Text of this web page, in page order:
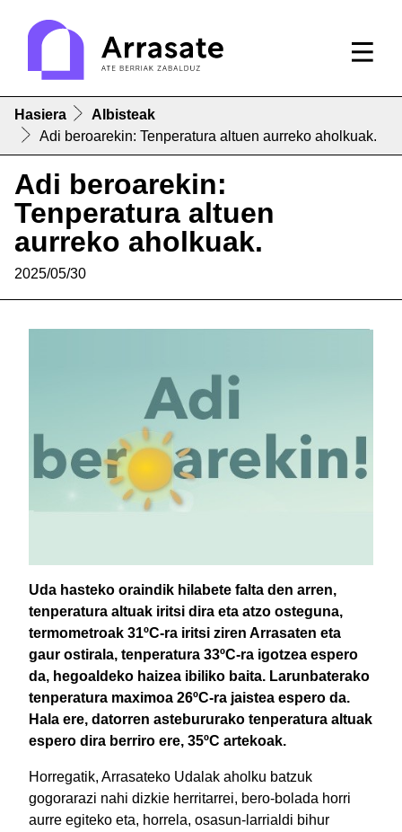
Hasiera
Albisteak
Adi beroarekin: Tenperatura altuen aurreko aholkuak.
Adi beroarekin:
Tenperatura altuen
aurreko aholkuak.
2025/05/30
Uda hasteko oraindik hilabete falta den arren,
tenperatura altuak iritsi dira eta atzo osteguna,
termometroak 31ºC-ra iritsi ziren Arrasaten eta
gaur ostirala, tenperatura 33ºC-ra igotzea espero
da, hegoaldeko haizea ibiliko baita. Larunbaterako
tenperatura maximoa 26ºC-ra jaistea espero da.
Hala ere, datorren astebururako tenperatura altuak
espero dira berriro ere, 35ºC artekoak.
Horregatik, Arrasateko Udalak aholku batzuk
gogorarazi nahi dizkie herritarrei, bero-bolada horri
aurre egiteko eta, horrela, osasun-larrialdi bihur